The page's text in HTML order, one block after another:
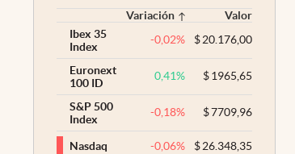
Variación
Valor
Ibex 35
Index
-0,02% $20.176,00
Euronext
100 ID
0,41% $1965,65
S&P 500
Index
-0,18% $7709,96
Nasdaq -0,06% $26.348,35